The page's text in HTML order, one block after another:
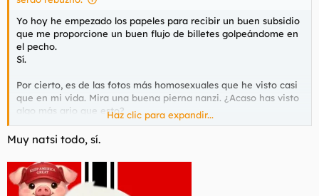
Yo hoy he empezado los papeles para recibir un buen subsidio
que me proporcione un buen flujo de billetes golpeándome en
el pecho.
Sí.
Por cierto, es de las fotos más homosexuales que he visto casi
que en mi vida. Mira una buena pierna nanzi. ¿Acaso has visto
algo más ario que esto?
Ver el archivos adjunto 224884
Haz clic para expandir...
Muy natsi todo, sí.